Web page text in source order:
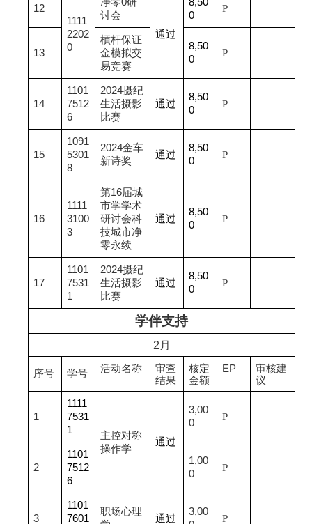
12
1111
2202
0
讨会
通过
0
P
13
槓杆保证
金模拟交
易竞赛
8,50
0
P
14
1101
7512
6
2024摄纪
生活摄影
比赛
通过
8,50
0
P
15
1091
5301
8
2024金车
新诗奖
通过
8,50
0
P
16
1111
3100
3
第16届城
市学学术
研讨会科
技城市净
零永续
通过
8,50
0
P
17
1101
7531
1
2024摄纪
生活摄影
比赛
通过
8,50
0
P
学伴支持
2 月
序号 学号 活动名称
审查
结果
核定
金额
EP
审核建
议
1
1111
7531
1
主控对称
操作学
通过
3,00
0
P
2
1101
7512
6
1,00
0
P
3
1101
7601
职场心理
通过
3,00
P